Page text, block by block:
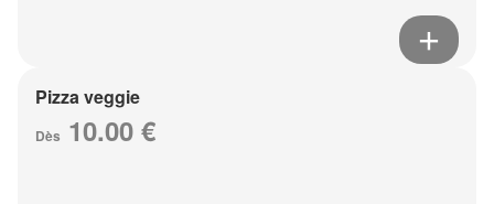
Pizza veggie
Dès 10.00 €